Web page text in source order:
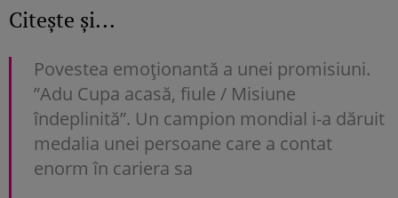
Citește și...
Povestea emoționantă a unei promisiuni.
”Adu Cupa acasă, fiule / Misiune
îndeplinită”. Un campion mondial i-a dăruit
medalia unei persoane care a contat
enorm în cariera sa